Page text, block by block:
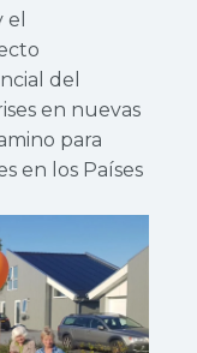
del
en nuevas
para
en los Países